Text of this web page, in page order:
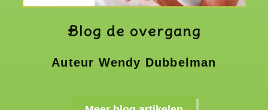
Blog de overgang
Auteur Wendy Dubbelman